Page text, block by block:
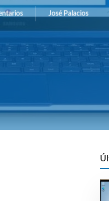
José Palacios